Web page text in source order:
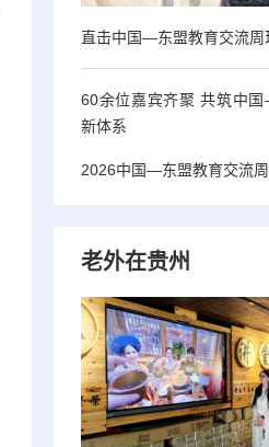
直击中国—东盟教育交流周
60余位嘉宾齐聚 共筑中
新体系
2026中国—东盟教育交流
老外在贵州